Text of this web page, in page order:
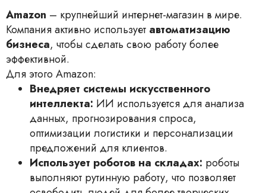
Amazon – крупнейший интернет-магазин в мире.
Компания активно использует автоматизацию
бизнеса, чтобы сделать свою работу более
эффективной.
Для этого Amazon:
Внедряет системы искусственного
интеллекта: ИИ используется для анализа
данных, прогнозирования спроса,
оптимизации логистики и персонализации
предложений для клиентов.
Использует роботов на складах: роботы
выполняют рутинную работу, что позволяет